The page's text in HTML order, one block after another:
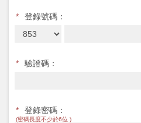
* 登錄號碼：
*
驗證碼：
* 登錄密碼：
(密碼長度不少於6位 )